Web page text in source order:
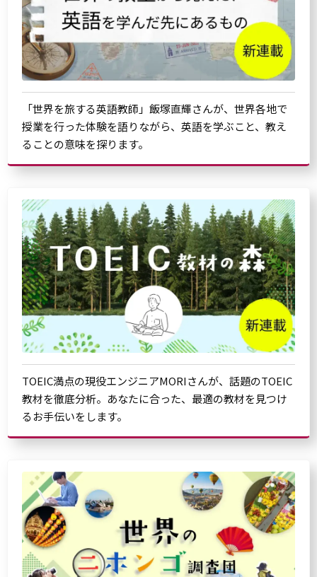
「世界を旅する英語教師」飯塚直輝さんが、世界各地で
授業を行った体験を語りながら、英語を学ぶこと、教え
ることの意味を探ります。
TOEIC満点の現役エンジニアMORIさんが、話題のTOEIC
教材を徹底分析。あなたに合った、最適の教材を見つけ
るお手伝いをします。